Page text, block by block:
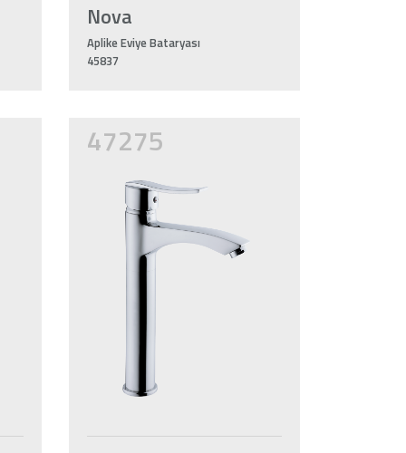
Nova
Aplike Eviye Bataryası
45837
47275